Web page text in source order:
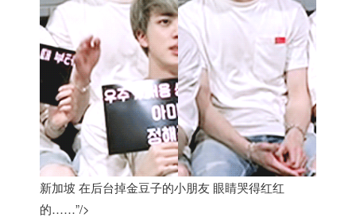
新加坡 在后台掉金豆子的小朋友 眼睛哭得红红
的……”/>